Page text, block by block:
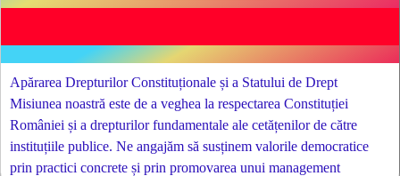
Apărarea Drepturilor Constituționale și a Statului de Drept
Misiunea noastră este de a veghea la respectarea Constituției
României și a drepturilor fundamentale ale cetățenilor de către
instituțiile publice. Ne angajăm să susținem valorile democratice
prin practici concrete și prin promovarea unui management